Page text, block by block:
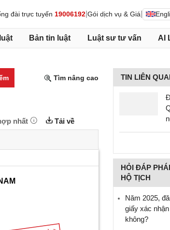
đài trực tuyến 19006192 Gói dịch vụ & Giá
Bản tin luật Luật sư tư vấn AI
Tìm nâng cao
nhất Tải về
TIN LIÊN
HỎI ĐÁP
HỘ TỊCH
Năm 2025,
giấy xác
không?